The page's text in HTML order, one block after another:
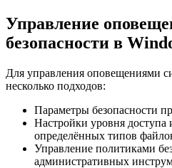
Управление
безопасности в
Для управления оповещениями
несколько подходов:
Параметры безопасности
Настройки уровня
определённых типов
Управление политиками
административных